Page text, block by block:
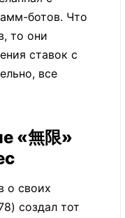
ботов. Что
то они
ставок с
все
«無限»
своих
создал тот